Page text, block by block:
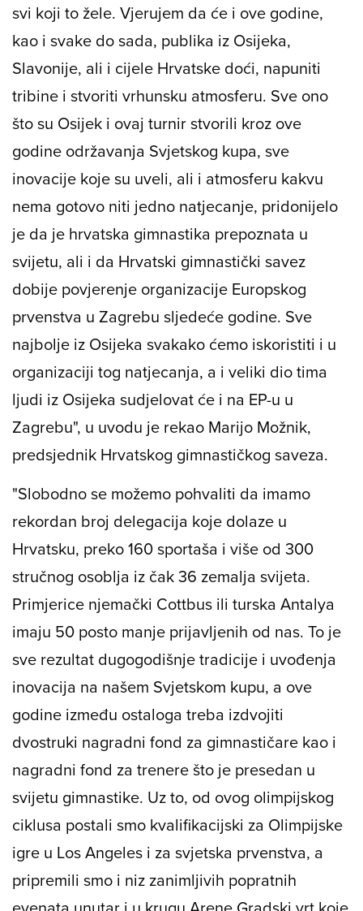
svi koji to žele. Vjerujem da će i ove godine,
kao i svake do sada, publika iz Osijeka,
Slavonije, ali i cijele Hrvatske doći, napuniti
tribine i stvoriti vrhunsku atmosferu. Sve ono
što su Osijek i ovaj turnir stvorili kroz ove
godine održavanja Svjetskog kupa, sve
inovacije koje su uveli, ali i atmosferu kakvu
nema gotovo niti jedno natjecanje, pridonijelo
je da je hrvatska gimnastika prepoznata u
svijetu, ali i da Hrvatski gimnastički savez
dobije povjerenje organizacije Europskog
prvenstva u Zagrebu sljedeće godine. Sve
najbolje iz Osijeka svakako ćemo iskoristiti i u
organizaciji tog natjecanja, a i veliki dio tima
ljudi iz Osijeka sudjelovat će i na EP-u u
Zagrebu", u uvodu je rekao Marijo Možnik,
predsjednik Hrvatskog gimnastičkog saveza.
"Slobodno se možemo pohvaliti da imamo
rekordan broj delegacija koje dolaze u
Hrvatsku, preko 160 sportaša i više od 300
stručnog osoblja iz čak 36 zemalja svijeta.
Primjerice njemački Cottbus ili turska Antalya
imaju 50 posto manje prijavljenih od nas. To je
sve rezultat dugogodišnje tradicije i uvođenja
inovacija na našem Svjetskom kupu, a ove
godine između ostaloga treba izdvojiti
dvostruki nagradni fond za gimnastičare kao i
nagradni fond za trenere što je presedan u
svijetu gimnastike. Uz to, od ovog olimpijskog
ciklusa postali smo kvalifikacijski za Olimpijske
igre u Los Angeles i za svjetska prvenstva, a
pripremili smo i niz zanimljivih popratnih